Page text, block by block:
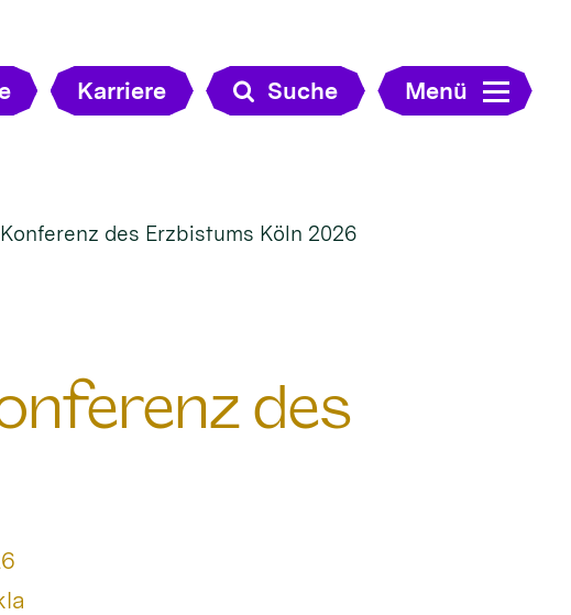
Karriere Suche Menü
des Erzbistums Köln 2026
des